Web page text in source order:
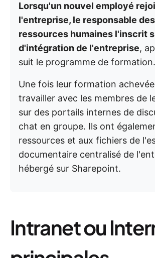
Lorsqu'un nouvel employé
l'entreprise, le responsable des
ressources humaines l'inscrit
d'intégration de l'entreprise,
suit le programme de formation.
Une fois leur formation
travailler avec les membres de
sur des portails internes de
chat en groupe. Ils ont
ressources et aux fichiers de
documentaire centralisé de
hébergé sur Sharepoint.
Intranet ou